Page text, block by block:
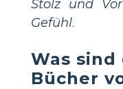
Stolz und
Gefühl.
Was
Bücher